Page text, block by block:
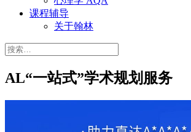
课程辅导
关于翰林
搜
AL“一站式”学术规划服务